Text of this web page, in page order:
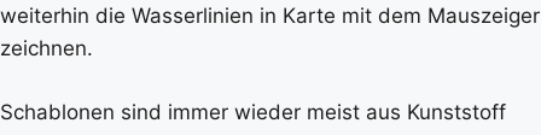
weiterhin die Wasserlinien in Karte mit dem Mauszeiger
zeichnen.
Schablonen sind immer wieder meist aus Kunststoff